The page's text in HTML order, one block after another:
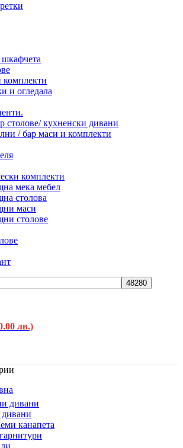
и огледала
столове/ кухненски дивани
/ бар маси и комплекти
комплекти
мека мебел
столова
маси
столове
лв.)
дивани
канапета